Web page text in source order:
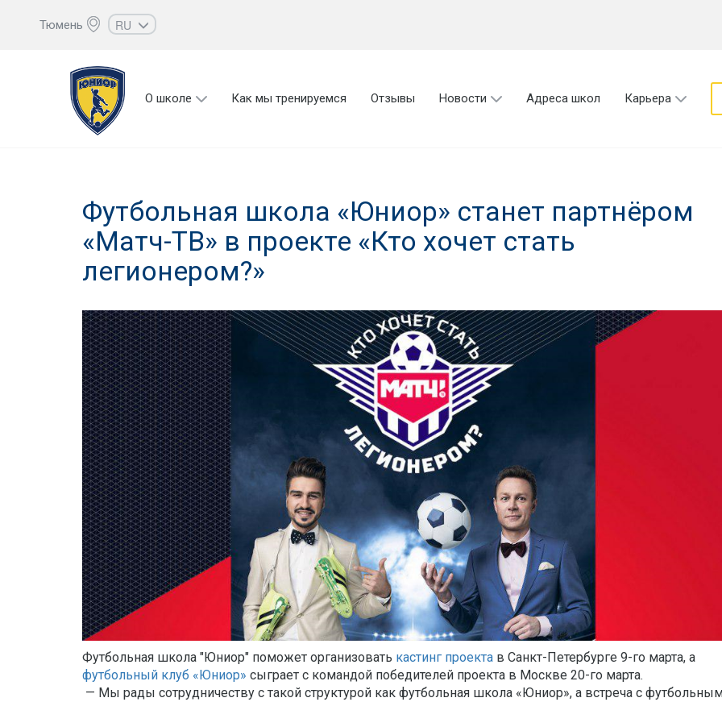
Тюмень
RU
UZ
KZ
О школе Как мы тренируемся Отзывы Новости Адреса школ Карьера
Футбольная школа «Юниор» станет партнёром
«Матч-ТВ» в проекте «Кто хочет стать
легионером?»
Футбольная школа "Юниор" поможет организовать кастинг проекта в Санкт-Петербурге 9-го марта, а
футбольный клуб «Юниор» сыграет с командой победителей проекта в Москве 20-го марта.
— Мы рады сотрудничеству с такой структурой как футбольная школа «Юниор», а встреча с